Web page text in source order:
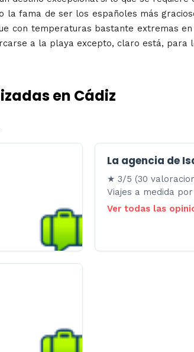
la fama de ser los españoles más
con temperaturas bastante extremas
a la playa excepto, claro está,
en Cádiz
La agencia de
★ 3/5 (30
Viajes a medida por
Ver todas las